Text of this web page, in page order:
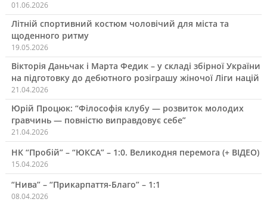
01.06.2026
Літній спортивний костюм чоловічий для міста та
щоденного ритму
19.05.2026
Вікторія Даньчак і Марта Федик – у складі збірної України
на підготовку до дебютного розіграшу жіночої Ліги націй
21.04.2026
Юрій Процюк: “Філософія клубу — розвиток молодих
гравчинь — повністю виправдовує себе”
21.04.2026
НК “Пробій” – “ЮКСА” – 1:0. Великодня перемога (+ ВІДЕО)
15.04.2026
“Нива” – “Прикарпаття-Благо” – 1:1
08.04.2026